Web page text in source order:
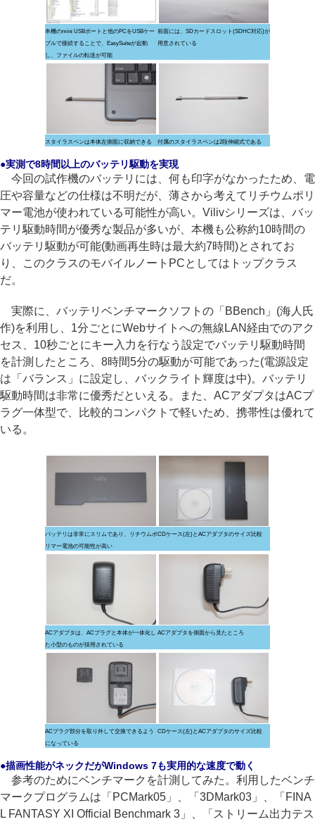
本機のmini USBポートと他のPCをUSBケー
ブルで接続することで、EasySuiteが起動
し、ファイルの転送が可能
前面には、SDカードスロット(SDHC対応)が
用意されている
スタイラスペンは本体左側面に収納できる 付属のスタイラスペンは2段伸縮式である
●実測で8時間以上のバッテリ駆動を実現
今回の試作機のバッテリには、何も印字がなかったため、電
圧や容量などの仕様は不明だが、薄さから考えてリチウムポリ
マー電池が使われている可能性が高い。Vilivシリーズは、バッ
テリ駆動時間が優秀な製品が多いが、本機も公称約10時間の
バッテリ駆動が可能(動画再生時は最大約7時間)とされてお
り、このクラスのモバイルノートPCとしてはトップクラス
だ。
実際に、バッテリベンチマークソフトの「BBench」(海人氏
作)を利用し、1分ごとにWebサイトへの無線LAN経由でのアク
セス、10秒ごとにキー入力を行なう設定でバッテリ駆動時間
を計測したところ、8時間5分の駆動が可能であった(電源設定
は「バランス」に設定し、バックライト輝度は中)。バッテリ
駆動時間は非常に優秀だといえる。また、ACアダプタはACプ
ラグ一体型で、比較的コンパクトで軽いため、携帯性は優れて
いる。
バッテリは非常にスリムであり、リチウムポ
リマー電池の可能性が高い
CDケース(左)とACアダプタのサイズ比較
ACアダプタは、ACプラグと本体が一体化し
た小型のものが採用されている
ACアダプタを側面から見たところ
ACプラグ部分を取り外して交換できるよう
になっている
CDケース(左)とACアダプタのサイズ比較
●描画性能がネックだがWindows 7も実用的な速度で動く
参考のためにベンチマークを計測してみた。利用したベンチ
マークプログラムは「PCMark05」、「3DMark03」、「FINA
L FANTASY XI Official Benchmark 3」、「ストリーム出力テス